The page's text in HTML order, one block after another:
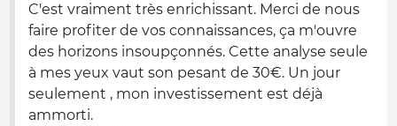
C'est vraiment très enrichissant. Merci de nous
faire profiter de vos connaissances, ça m'ouvre
des horizons insoupçonnés. Cette analyse seule
à mes yeux vaut son pesant de 30€. Un jour
seulement , mon investissement est déjà
ammorti.